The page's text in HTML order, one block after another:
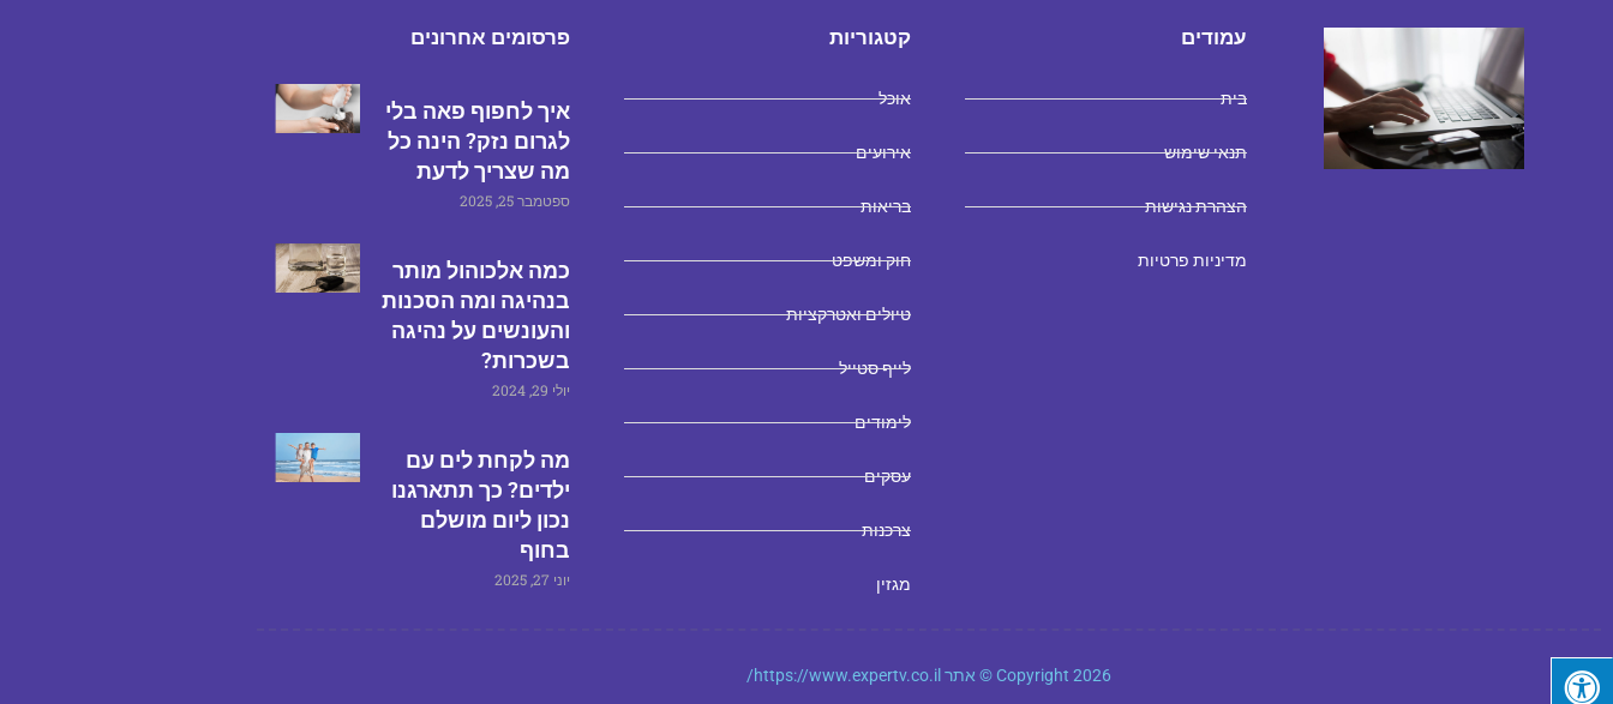
עמודים
בית
תנאי שימוש
הצהרת נגישות
מדיניות פרטיות
קטגוריות
אוכל
אירועים
בריאות
חוק ומשפט
טיולים ואטרקציות
לייף סטייל
לימודים
עסקים
צרכנות
מגזין
פרסומים אחרונים
איך לחפוף פאה בלי
לגרום נזק? הינה כל
מה שצריך לדעת
ספטמבר 25, 2025
כמה אלכוהול מותר
בנהיגה ומה הסכנות
והעונשים על נהיגה
בשכרות?
יולי 29, 2024
מה לקחת לים עם
ילדים? כך תתארגנו
נכון ליום מושלם
בחוף
יוני 27, 2025
Copyright 2026 © אתר https://www.expertv.co.il/